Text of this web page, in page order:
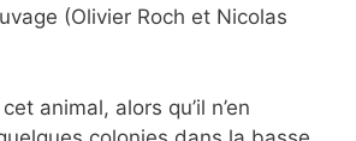
(Olivier Roch et Nicolas
animal, alors qu’il n’en